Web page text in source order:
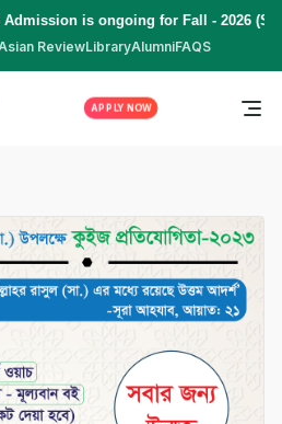
is ongoing for Fall - 2026
ReviewLibraryAlumniFAQS
APPLY NOW